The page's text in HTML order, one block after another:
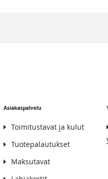
Asiakaspalvelu
Toimitustavat ja kulut
Tuotepalautukset
Maksutavat